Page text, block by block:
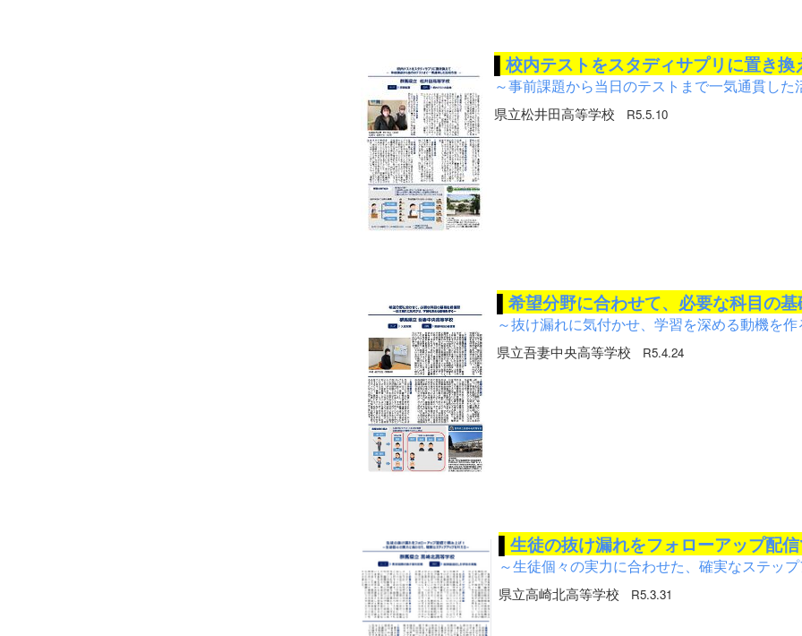
▌校内テストをスタディサプリに置き換
～事前課題から当日のテストまで一気通貫した
県立松井田高等学校 R5.5.10
▌ 希望分野に合わせて、必要な科目の基
～抜け漏れに気付かせ、学習を深める動機を作
県立吾妻中央高等学校 R5.4.24
▌ 生徒の抜け漏れをフォローアップ配信
～生徒個々の実力に合わせた、確実なステッ
県立高崎北高等学校 R5.3.31